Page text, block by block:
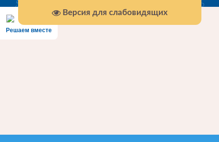
Версия для слабовидящих
Решаем вместе